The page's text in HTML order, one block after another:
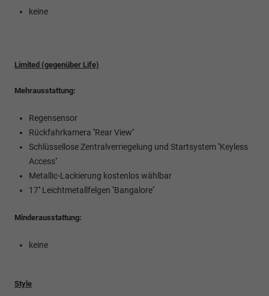
keine
Limited (gegenüber Life)
Mehrausstattung:
Regensensor
Rückfahrkamera ''Rear View''
Schlüssellose Zentralverriegelung und Startsystem ''Keyless
Access''
Metallic-Lackierung kostenlos wählbar
17'' Leichtmetallfelgen ''Bangalore''
Minderausstattung:
keine
Style